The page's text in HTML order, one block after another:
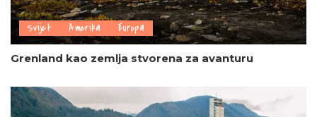
Svijet Amerika Europa
Grenland kao zemlja stvorena za avanturu